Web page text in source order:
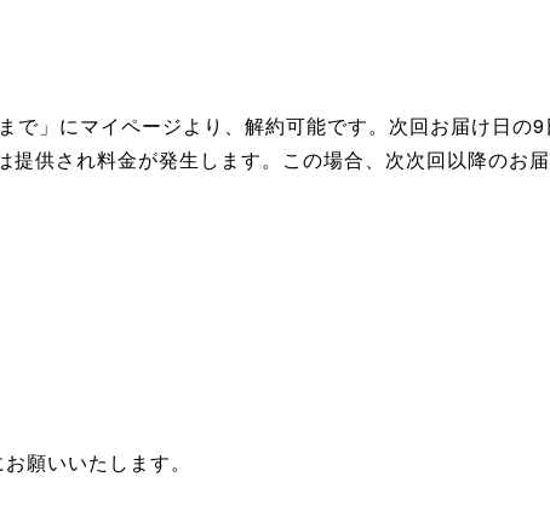
で」にマイページより、解約可能です。次回お届け日の
提供され料金が発生します。この場合、次次回以降のお
願いいたします。